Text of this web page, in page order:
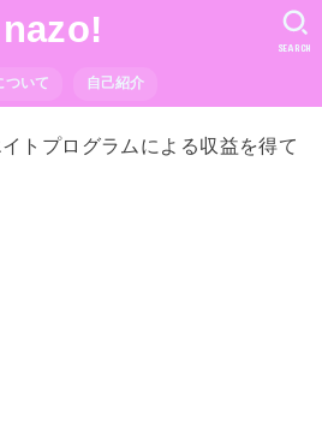
nazo!
ついて 自己紹介
SEARCH
トプログラムによる収益を得て